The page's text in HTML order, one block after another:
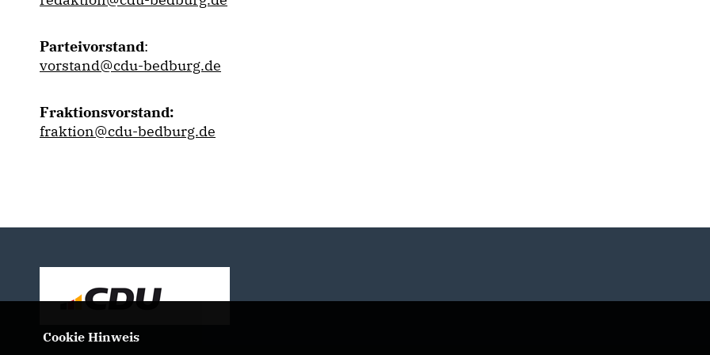
Parteivorstand:
vorstand@cdu-bedburg.de
Fraktionsvorstand:
fraktion@cdu-bedburg.de
Cookie Hinweis